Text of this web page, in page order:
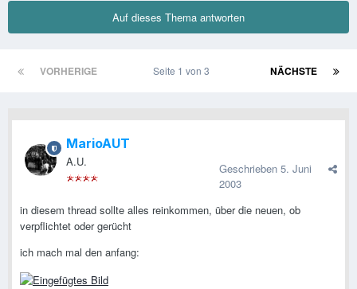
Auf dieses Thema antworten
VORHERIGE NÄCHSTE
Seite 1 von 3
MarioAUT
A.U. Geschrieben 5. Juni
2003
in diesem thread sollte alles reinkommen, über die neuen, ob
verpflichtet oder gerücht
ich mach mal den anfang: